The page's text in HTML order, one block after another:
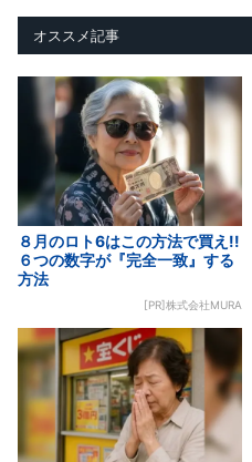
オススメ記事
８月のロト6はこの方法で買え!!
６つの数字が『完全一致』する
方法
[PR]株式会社MURA